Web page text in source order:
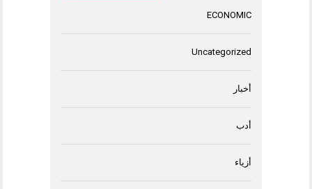
ECONOMIC
Uncategorized
أخبار
أدب
أزياء